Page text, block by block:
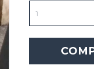
Pinho
de
Riga
Guilhotina